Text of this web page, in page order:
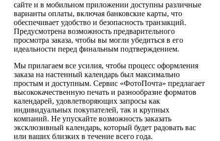
сайте и в мобильном приложении доступны различные
варианты оплаты, включая банковские карты, что
обеспечивает удобство и безопасность транзакций.
Предусмотрена возможность предварительного
просмотра заказа, чтобы вы могли убедиться в его
идеальности перед финальным подтверждением.
Мы прилагаем все усилия, чтобы процесс оформления
заказа на настенный календарь был максимально
простым и доступным. Сервис «ФотоПочта» предлагает
высококачественную печать и разнообразие форматов
календарей, удовлетворяющих запросы как
индивидуальных покупателей, так и крупных
компаний. Не упускайте возможность заказать
эксклюзивный календарь, который будет радовать вас
или ваших близких в течение всего года.